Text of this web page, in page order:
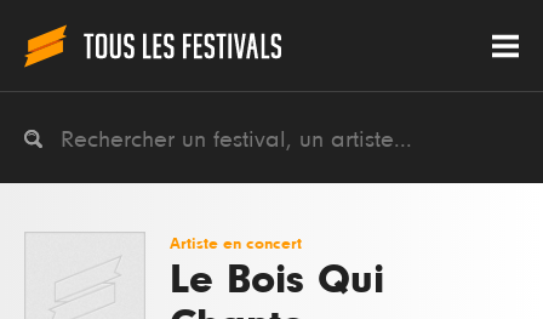
Artiste en concert
Le Bois Qui